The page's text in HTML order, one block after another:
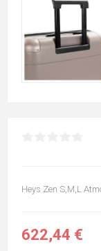
Heys Zen S,M,L
622,44 €